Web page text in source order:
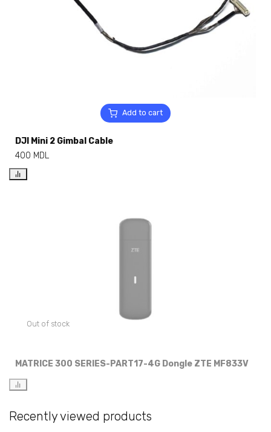
Add to cart
DJI Mini 2 Gimbal Cable
400 MDL
Out of stock
MATRICE 300 SERIES-PART17-4G Dongle ZTE MF833V
Recently viewed products